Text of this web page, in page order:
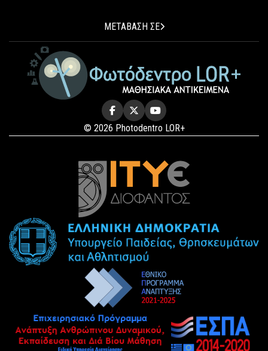
ΜΕΤΑΒΑΣΗ ΣΕ
© 2026 Photodentro LOR+